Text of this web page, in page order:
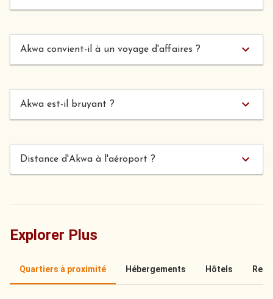
Akwa convient-il à un voyage d'affaires ?
Akwa est-il bruyant ?
Distance d'Akwa à l'aéroport ?
Explorer Plus
Quartiers à proximité Hébergements Hôtels